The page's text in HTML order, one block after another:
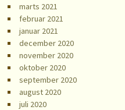
marts 2021
februar 2021
januar 2021
december 2020
november 2020
oktober 2020
september 2020
august 2020
juli 2020